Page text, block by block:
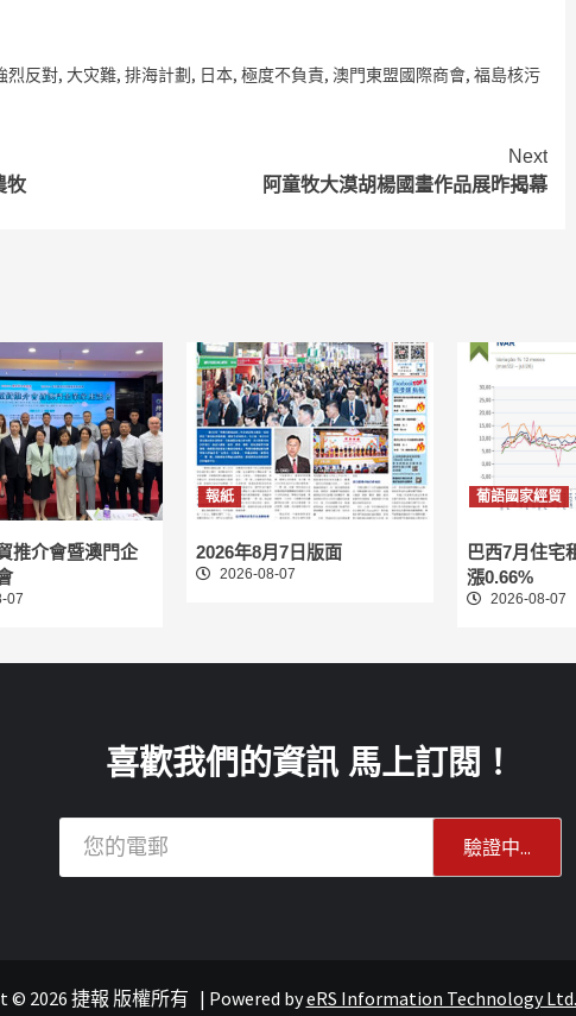
烈反對, 大灾難, 排海計劃, 日本, 極度不負責, 澳門東盟國際商會, 福島核污
牧
Next
阿童牧大漠胡楊國畫作品展昨揭幕
推介會暨澳門企
07
報紙
2026年8月7日版面
2026-08-07
葡語國家經貿
巴西7月住宅
漲0.66%
2026-08-07
喜歡我們的資訊 馬上訂閱！
© 2026 捷報 版權所有 | Powered byeRS Information Technology Ltd.